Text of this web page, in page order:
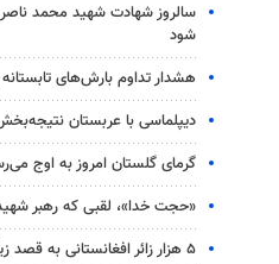
سالروز شهادت شهید محمد
شود
هشدار تداوم بارش‌های تابستانه و رعدوبرق در
دیپلماسی با عربستان
گرمای گلستان امروز به اوج
«حجت خدا»، لقبی که رهبر
۵ هزار زائر افغانستانی به قصد زیارت عتبات در عراق وارد دوغارون شدند